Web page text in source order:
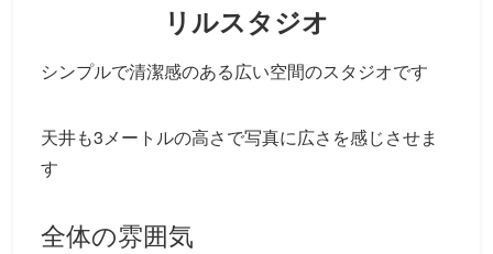
リルスタジオ
シンプルで清潔感のある広い空間のスタジオです
天井も3メートルの高さで写真に広さを感じさせま
す
全体の雰囲気